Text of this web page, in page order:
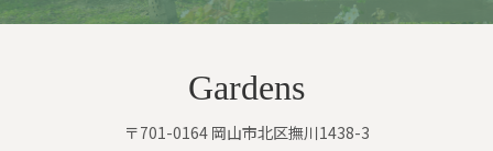
Gardens
〒701-0164 岡山市北区撫川1438-3